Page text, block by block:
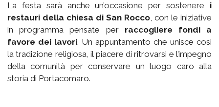
La festa sarà anche un’occasione per sostenere i
restauri della chiesa di San Rocco, con le iniziative
in programma pensate per raccogliere fondi a
favore dei lavori. Un appuntamento che unisce così
la tradizione religiosa, il piacere di ritrovarsi e l’impegno
della comunità per conservare un luogo caro alla
storia di Portacomaro.